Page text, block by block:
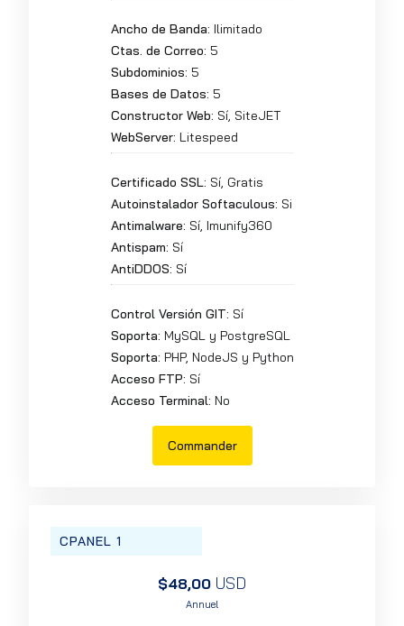
Ancho de Banda: Ilimitado
Ctas. de Correo: 5
Subdominios: 5
Bases de Datos: 5
Constructor Web: Sí, SiteJET
WebServer: Litespeed
Certificado SSL: Sí, Gratis
Autoinstalador Softaculous: Si
Antimalware: Sí, Imunify360
Antispam: Sí
AntiDDOS: Sí
Control Versión GIT: Sí
Soporta: MySQL y PostgreSQL
Soporta: PHP, NodeJS y Python
Acceso FTP: Sí
Acceso Terminal: No
Commander
CPANEL 1
$48,00 USD
Annuel